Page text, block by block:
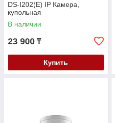
DS-I202(E) IP Камера,
купольная
В наличии
23 900 ₸
Купить